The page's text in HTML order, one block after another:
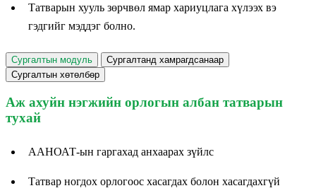
Татварын хууль зөрчвөл ямар хариуцлага хүлээх вэ
гэдгийг мэддэг болно.
Сургалтын модуль
Сургалтанд хамрагдсанаар
Сургалтын хөтөлбөр
Аж ахуйн нэгжийн орлогын албан татварын
тухай
ААНОАТ-ын гаргахад анхаарах зүйлс
Татвар ногдох орлогоос хасагдах болон хасагдахгүй